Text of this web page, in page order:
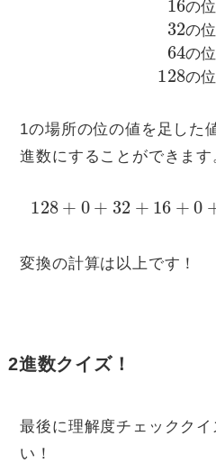
の 位
の 位
の 位
の 位
1の場所の位の値を足した
進数にすることができます
128+0 +32 +16 + 0+ 4
変換の計算は以上です！
2進数クイズ！
最後に理解度チェックク
い！